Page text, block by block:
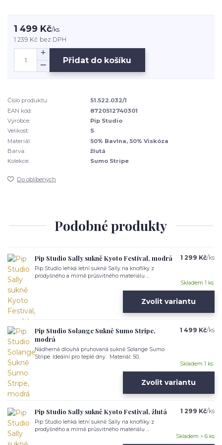
1 499 Kč/ks
1 239 Kč bez DPH
Přidat do košíku
Číslo produktu:
51.522.032/1
EAN kód:
8720512740301
Výrobce:
Pip Studio
Velikost:
S
Materiál:
50% Bavlna, 50% Viskóza
Barva:
žlutá
Kolekce:
Sumo Stripe
Do oblíbených
Podobné produkty
Pip Studio Sally sukně Kyoto Festival, modrá
Pip Studio lehká letní sukně Sally na knoflíky z
prodyšného a mírně průsvitného materiálu ...
1 299 Kč/ks
Skladem 1 ks
Zvolit variantu
Pip Studio Solange Sukně Sumo Stripe,
modrá
Nádherná dlouhá pruhovaná sukně Solange Sumo
Stripe. Ideální pro teplé dny. Materiál: 50...
1 499 Kč/ks
Skladem 1 ks
Zvolit variantu
Pip Studio Sally sukně Kyoto Festival, žlutá
Pip Studio lehká letní sukně Sally na knoflíky z
prodyšného a mírně průsvitného materiálu ...
1 299 Kč/ks
Skladem > 6 ks